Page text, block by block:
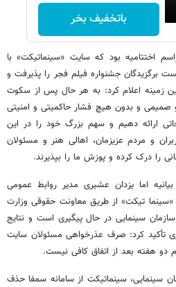
باتخفیف بخر
اختتامیه بود که سایت «سینماتیکت» با
برگزیدگان جشنواره فیلم فجر را پذیرفت و
زمینه اعلام کرد: به هر حال پس از سکوت
صمیمی و بدون هیچ فشار حاکمیتی و امنیتی
ارائه دهیم و سهم بزرگ خود را در این
و مردم عزیزمان، اهالی هنر و مسئولان
را درک کرده و پوزش ما را بپذیرند.
اما یزدان عشیری مدیر روابط عمومی
«سینما تیکت» از طریق معاونت حقوقی وزارت
سینمایی در حال پیگیری است و نتایج
تأکید کرد: صرف عذرخواهی مسئولان سایت
هفته بعد از اتفاق کافی نیست.
سینمایی، سینماتیکت از سامانه سمفا حذف